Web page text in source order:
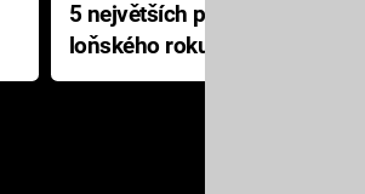
5 největších propadáků
loňského roku: Disney na
jediné katastrofě prodělal 200